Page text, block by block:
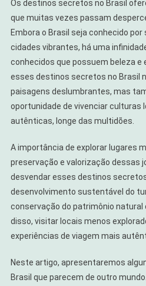
Os destinos secretos no Brasil
que muitas vezes passam
Embora o Brasil seja conhecido
cidades vibrantes, há uma
conhecidos que possuem beleza e
esses destinos secretos no Brasil
paisagens deslumbrantes, mas
oportunidade de vivenciar culturas
autênticas, longe das multidões.
A importância de explorar lugares
preservação e valorização dessas
desvendar esses destinos
desenvolvimento sustentável do
conservação do patrimônio natural
disso, visitar locais menos
experiências de viagem mais
Neste artigo, apresentaremos
Brasil que parecem de outro